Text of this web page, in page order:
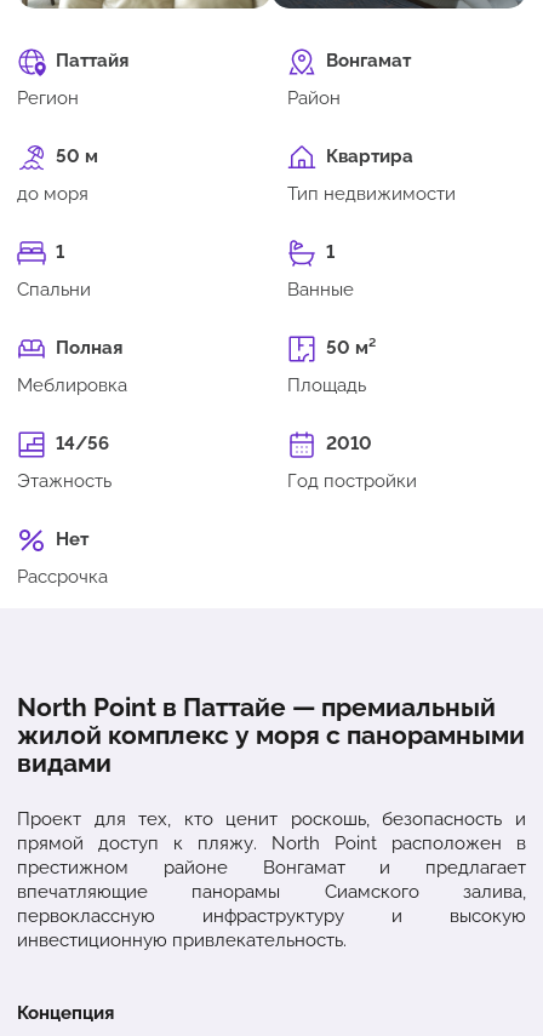
Паттайя
Регион
Вонгамат
Район
50 м
до моря
Квартира
Тип недвижимости
1
Спальни
1
Ванные
Полная
Меблировка
50 м²
Площадь
14/56
Этажность
2010
Год постройки
Нет
Рассрочка
North Point в Паттайе — премиальный
жилой комплекс у моря с панорамными
видами
Проект для тех, кто ценит роскошь, безопасность и
прямой доступ к пляжу. North Point расположен в
престижном районе Вонгамат и предлагает
впечатляющие панорамы Сиамского залива,
первоклассную инфраструктуру и высокую
инвестиционную привлекательность.
Концепция